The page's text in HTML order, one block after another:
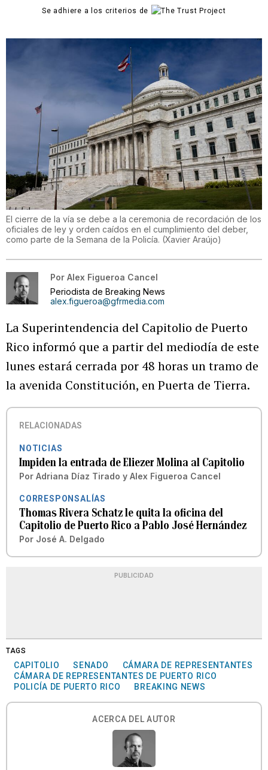
Se adhiere a los criterios de
El cierre de la vía se debe a la ceremonia de recordación de los
oficiales de ley y orden caídos en el cumplimiento del deber,
como parte de la Semana de la Policía. (Xavier Araújo)
Por Alex Figueroa Cancel
Periodista de Breaking News
alex.figueroa@gfrmedia.com
La Superintendencia del Capitolio de Puerto
Rico informó que a partir del mediodía de este
lunes estará cerrada por 48 horas un tramo de
la avenida Constitución, en Puerta de Tierra.
RELACIONADAS
NOTICIAS
Impiden la entrada de Eliezer Molina al Capitolio
Por Adriana Díaz Tirado y Alex Figueroa Cancel
CORRESPONSALÍAS
Thomas Rivera Schatz le quita la oficina del
Capitolio de Puerto Rico a Pablo José Hernández
Por José A. Delgado
PUBLICIDAD
TAGS
CAPITOLIO SENADO
CÁMARA DE REPRESENTANTES
CÁMARA DE REPRESENTANTES DE PUERTO RICO
POLICÍA DE PUERTO RICO
BREAKING NEWS
ACERCA DEL AUTOR